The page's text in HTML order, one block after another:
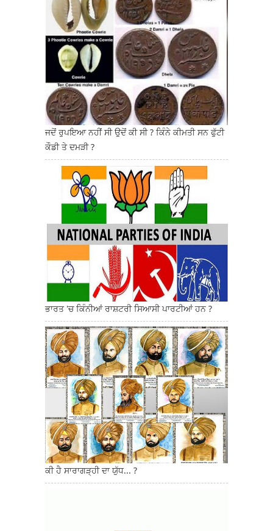
ਜਦੋਂ ਰੁਪਇਆ ਨਹੀਂ ਸੀ ਉਦੋਂ ਕੀ ਸੀ ? ਕਿੰਨੇ ਕੀਮਤੀ ਸਨ ਫੁੱਟੀ
ਕੌਡੀ ਤੇ ਦਮੜੀ ?
ਭਾਰਤ 'ਚ ਕਿੰਨੀਆਂ ਰਾਸ਼ਟਰੀ ਸਿਆਸੀ ਪਾਰਟੀਆਂ ਹਨ ?
ਕੀ ਹੈ ਸਾਰਾਗੜ੍ਹੀ ਦਾ ਯੁੱਧ... ?